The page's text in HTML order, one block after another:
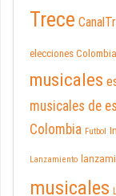
Trece
elecciones
musicales
musicales de
Colombia Futbol
Lanzamiento
musicales